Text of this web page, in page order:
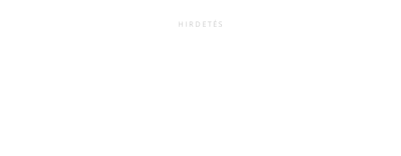
HIRDETÉS